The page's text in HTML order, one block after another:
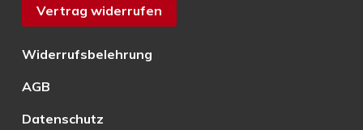
Vertrag widerrufen
Widerrufsbelehrung
AGB
Datenschutz